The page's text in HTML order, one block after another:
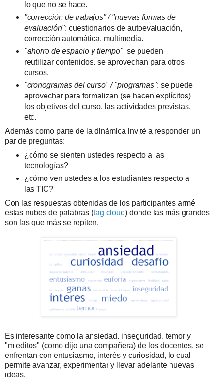
lo que no se hace.
"corrección de trabajos" /"nuevas formas de
evaluación": cuestionarios de autoevaluación,
corrección automática, multimedia.
"ahorro de espacio y tiempo": se pueden
reutilizar contenidos, se aprovechan para otros
cursos.
"cronogramas del curso" / "programas": se puede
aprovechar para formalizan (se hacen explícitos)
los objetivos del curso, las actividades previstas,
etc.
Además como parte de la dinámica invité a responder un
par de preguntas:
¿cómo se sienten ustedes respecto a las
tecnologías?
¿cómo ven ustedes a los estudiantes respecto a
las TIC?
Con las respuestas obtenidas de los participantes armé
estas nubes de palabras (tag cloud) donde las más grandes
son las que más se repiten.
Es interesante como la ansiedad, inseguridad, temor y
"mieditos" (como dijo una compañera) de los docentes, se
enfrentan con entusiasmo, interés y curiosidad, lo cual
permite avanzar, experimentar y llevar adelante nuevas
ideas.